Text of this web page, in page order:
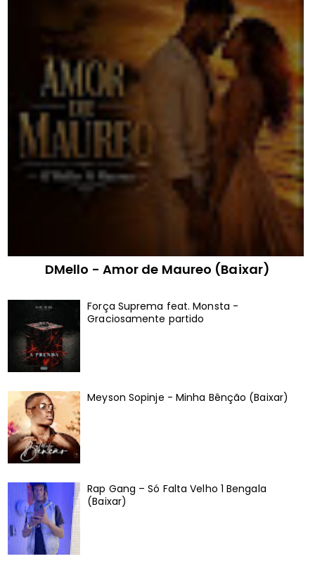
DMello - Amor de Maureo (Baixar)
Força Suprema feat. Monsta -
Graciosamente partido
Meyson Sopinje - Minha Bênção (Baixar)
Rap Gang – Só Falta Velho 1 Bengala
(Baixar)